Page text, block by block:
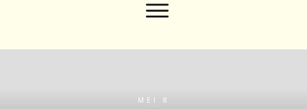
MEI 8